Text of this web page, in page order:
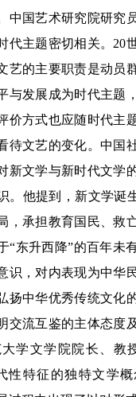
中国艺术研究院研究
代主题密切相关。20
艺的主要职责是动员
与发展成为时代主题
价方式也应随时代主
待文艺的变化。中国
新文学与新时代文学
。他提到，新文学诞
，承担教育国民、救
“东升西降”的百年未
识，对内表现为中华
扬中华优秀传统文化
交流互鉴的主体态度
学文学院院长、教
性特征的独特文学